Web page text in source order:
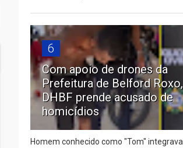
6
Com apoio de drones da
Prefeitura de Belford Roxo,
DHBF prende acusado de
homicídios
Homem conhecido como "Tom" integrava